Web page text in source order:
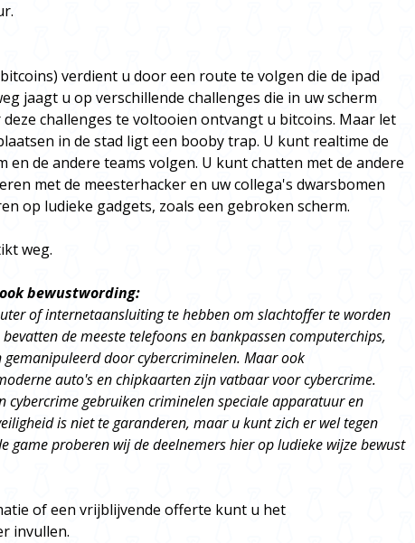
verdient u door een route te volgen die de ipad
jaagt u op verschillende challenges die in uw scherm
challenges te voltooien ontvangt u bitcoins. Maar let
in de stad ligt een booby trap. U kunt realtime de
en de andere teams volgen. U kunt chatten met de andere
met de meesterhacker en uw collega's dwarsbomen
op ludieke gadgets, zoals een gebroken scherm.
weg.
bewustwording:
of internetaansluiting te hebben om slachtoffer te worden
de meeste telefoons en bankpassen computerchips,
gemanipuleerd door cybercriminelen. Maar ook
auto's en chipkaarten zijn vatbaar voor cybercrime.
cybercrime gebruiken criminelen speciale apparatuur en
is niet te garanderen, maar u kunt zich er wel tegen
game proberen wij de deelnemers hier op ludieke wijze bewust
of een vrijblijvende offerte kunt u het
invullen.